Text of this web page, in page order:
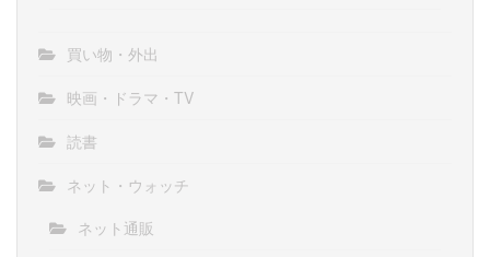
買い物・外出
映画・ドラマ・TV
読書
ネット・ウォッチ
ネット通販